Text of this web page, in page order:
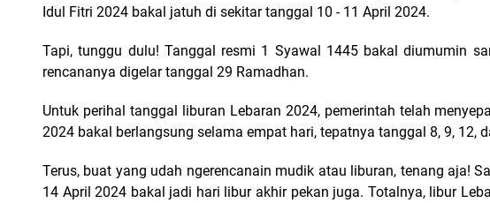
Idul Fitri 2024 bakal jatuh di sekitar tanggal 10 - 11 April 2024.
Tapi, tunggu dulu! Tanggal resmi 1 Syawal 1445 bakal diumumin
rencananya digelar tanggal 29 Ramadhan.
Untuk perihal tanggal liburan Lebaran 2024, pemerintah telah
2024 bakal berlangsung selama empat hari, tepatnya tanggal 8, 9, 12,
Terus, buat yang udah ngerencanain mudik atau liburan, tenang aja!
14 April 2024 bakal jadi hari libur akhir pekan juga. Totalnya, libur